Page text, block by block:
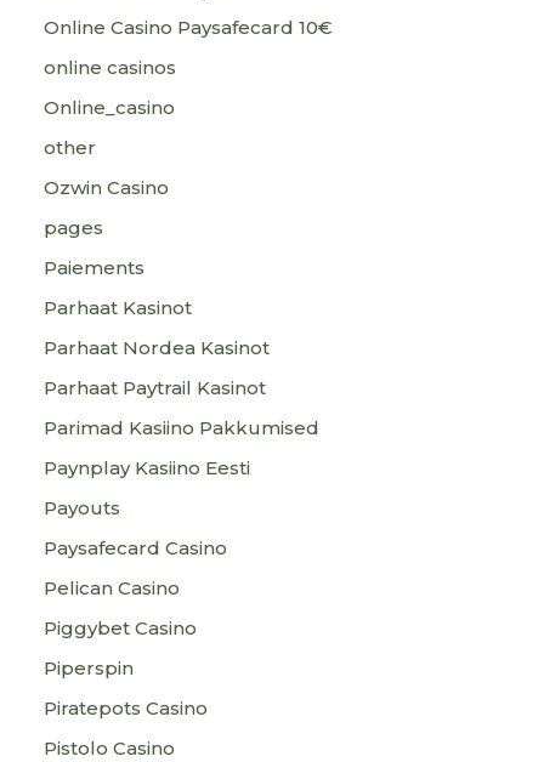
Online Casino Paysafecard 10€
online casinos
Online_casino
other
Ozwin Casino
pages
Paiements
Parhaat Kasinot
Parhaat Nordea Kasinot
Parhaat Paytrail Kasinot
Parimad Kasiino Pakkumised
Paynplay Kasiino Eesti
Payouts
Paysafecard Casino
Pelican Casino
Piggybet Casino
Piperspin
Piratepots Casino
Pistolo Casino